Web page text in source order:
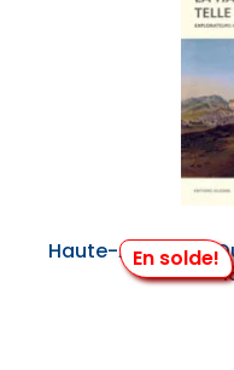
En solde!
Haute-Asie Telle